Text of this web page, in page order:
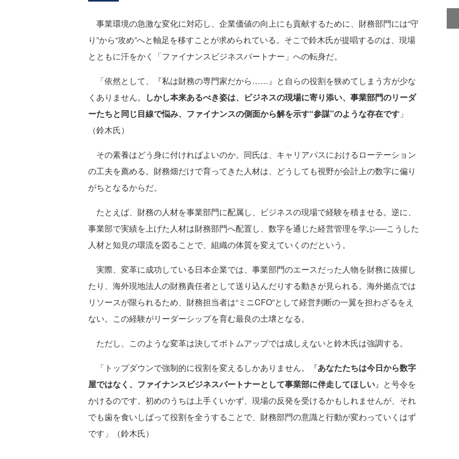
事業環境の急激な変化に対応し、企業価値の向上にも貢献するために、財務部門には“守
り”から“攻め”へと軸足を移すことが求められている。そこで鈴木氏が提唱するのは、現場
とともに汗をかく「ファイナンスビジネスパートナー」への転身だ。
「依然として、『私は財務の専門家だから……』と自らの役割を狭めてしまう方が少な
くありません。
しかし本来あるべき姿は、ビジネスの現場に寄り添い、事業部門のリーダ
ーたちと同じ目線で悩み、ファイナンスの側面から解を示す“参謀”のような存在です 」
（鈴木氏）
その素養はどう身に付ければよいのか。同氏は、キャリアパスにおけるローテーション
の工夫を薦める。財務畑だけで育ってきた人材は、どうしても視野が会計上の数字に偏り
がちとなるからだ。
たとえば、財務の人材を事業部門に配属し、ビジネスの現場で経験を積ませる。逆に、
事業部で実績を上げた人材は財務部門へ配置し、数字を通じた経営管理を学ぶ──こうした
人材と知見の環流を図ることで、組織の体質を変えていくのだという。
実際、変革に成功している日本企業では、事業部門のエースだった人物を財務に抜擢し
たり、海外現地法人の財務責任者として送り込んだりする動きが見られる。海外拠点では
リソースが限られるため、財務担当者は“ミニCFO”として経営判断の一翼を担わざるをえ
ない。この経験がリーダーシップを育む最良の土壌となる。
ただし、このような変革は決してボトムアップでは成しえないと鈴木氏は強調する。
「トップダウンで強制的に役割を変えるしかありません。『あなたたちは今日から数字
屋ではなく、ファイナンスビジネスパートナーとして事業部に伴走してほしい』と号令を
かけるのです。初めのうちは上手くいかず、現場の反発を受けるかもしれませんが、それ
でも歯を食いしばって役割を全うすることで、財務部門の意識と行動が変わっていくはず
です」（鈴木氏）